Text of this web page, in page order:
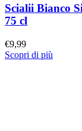
Scialii Bianco
75 cl
€9,99
Scopri di più